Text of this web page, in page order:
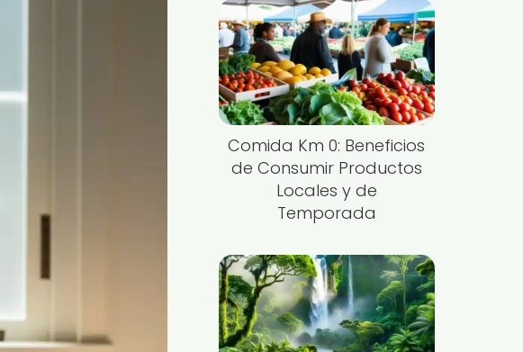
Comida Km 0: Beneficios
de Consumir Productos
Locales y de
Temporada